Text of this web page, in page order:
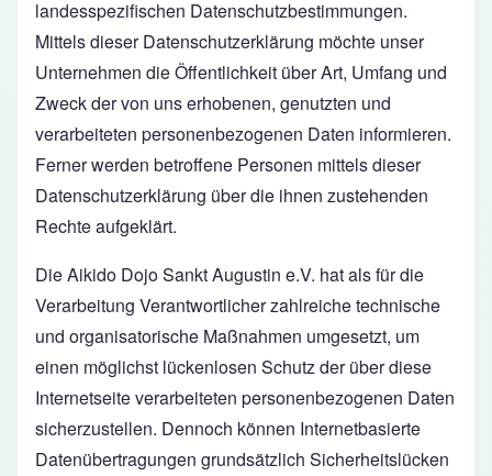
landesspezifischen Datenschutzbestimmungen.
Mittels dieser Datenschutzerklärung möchte unser
Unternehmen die Öffentlichkeit über Art, Umfang und
Zweck der von uns erhobenen, genutzten und
verarbeiteten personenbezogenen Daten informieren.
Ferner werden betroffene Personen mittels dieser
Datenschutzerklärung über die ihnen zustehenden
Rechte aufgeklärt.
Die Aikido Dojo Sankt Augustin e.V. hat als für die
Verarbeitung Verantwortlicher zahlreiche technische
und organisatorische Maßnahmen umgesetzt, um
einen möglichst lückenlosen Schutz der über diese
Internetseite verarbeiteten personenbezogenen Daten
sicherzustellen. Dennoch können Internetbasierte
Datenübertragungen grundsätzlich Sicherheitslücken